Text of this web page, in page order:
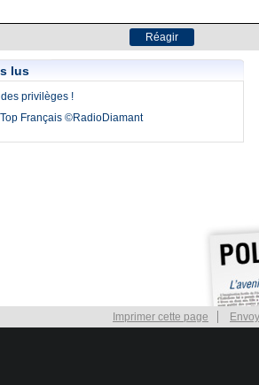
lus
privilèges !
Français ©RadioDiamant
Imprimer cette page